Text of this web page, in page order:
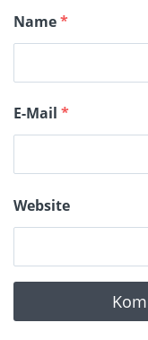
Name*
E-Mail *
Website